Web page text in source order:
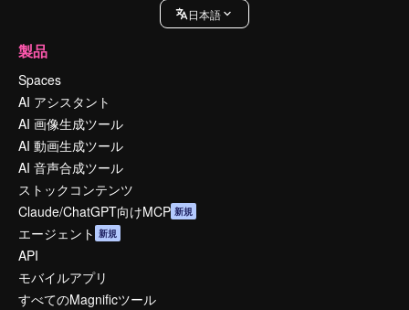
日本語
製品
Spaces
AI アシスタント
AI 画像生成ツール
AI 動画生成ツール
AI 音声合成ツール
ストックコンテンツ
Claude/ChatGPT向けMCP 新規
エージェント 新規
API
モバイルアプリ
すべてのMagnificツール